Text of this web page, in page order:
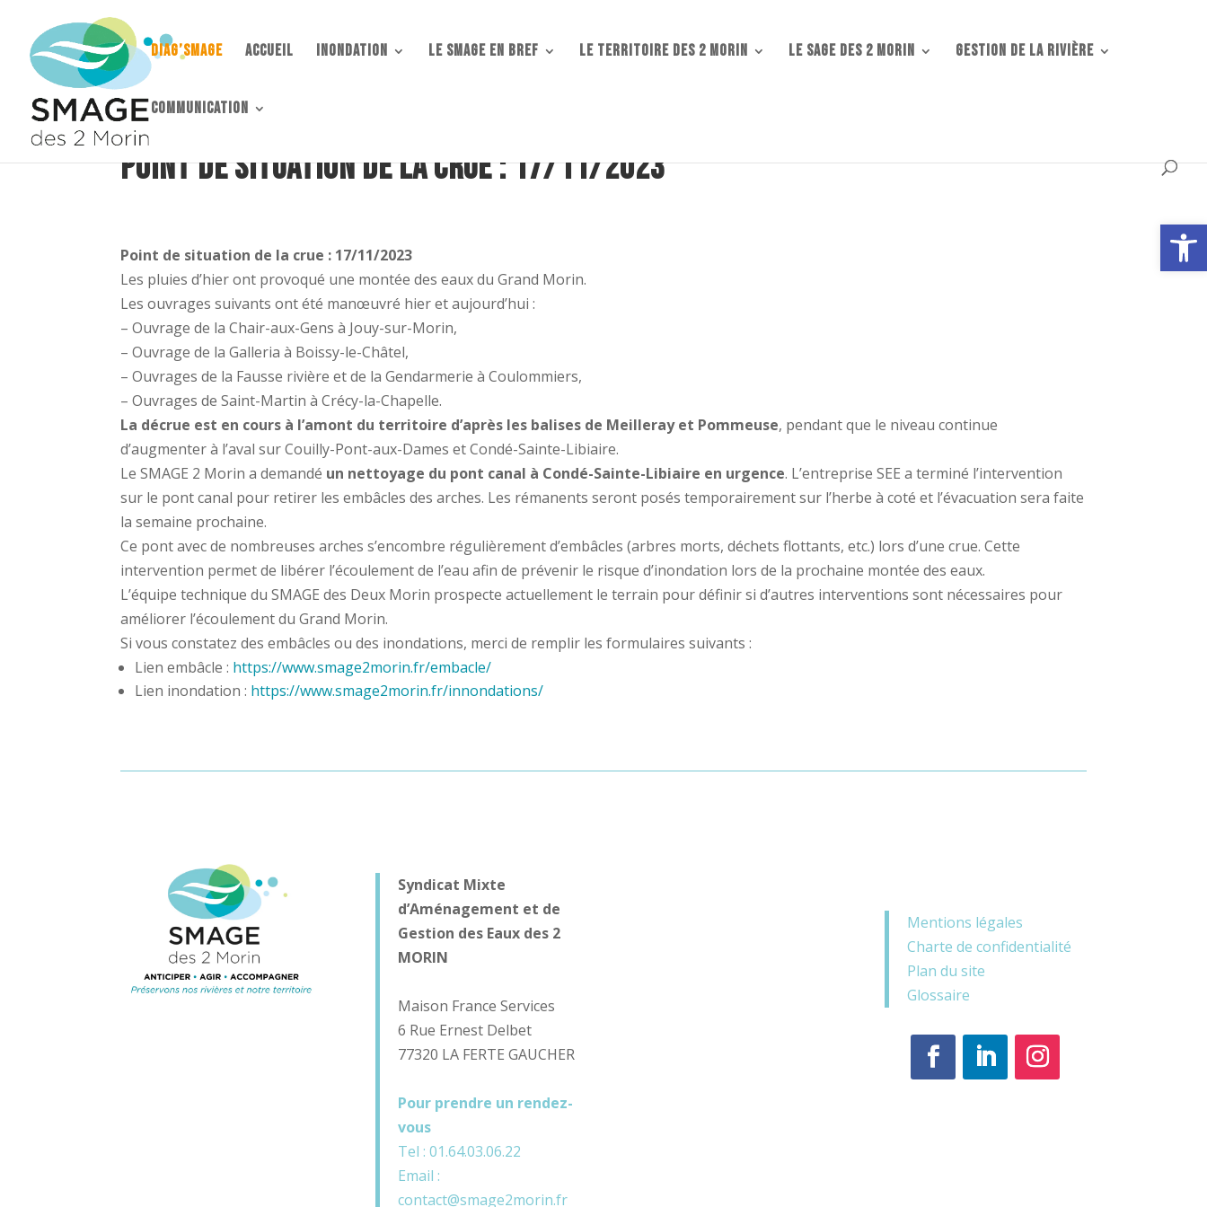
Ouvrir
DIAG’SMAGE accueil Inondation Le SMAGE en bref Le territoire des 2 Morin LE SAGE DES 2 MORIN Gestion de la rivière
communication
Point de situation de la crue : 17/11/2023
Point de situation de la crue : 17/11/2023
Les pluies d’hier ont provoqué une montée des eaux du Grand Morin.
Les ouvrages suivants ont été manœuvré hier et aujourd’hui :
– Ouvrage de la Chair-aux-Gens à Jouy-sur-Morin,
– Ouvrage de la Galleria à Boissy-le-Châtel,
– Ouvrages de la Fausse rivière et de la Gendarmerie à Coulommiers,
– Ouvrages de Saint-Martin à Crécy-la-Chapelle.
La décrue est en cours à l’amont du territoire d’après les balises de Meilleray et Pommeuse, pendant que le niveau continue
d’augmenter à l’aval sur Couilly-Pont-aux-Dames et Condé-Sainte-Libiaire.
Le SMAGE 2 Morin a demandé un nettoyage du pont canal à Condé-Sainte-Libiaire en urgence. L’entreprise SEE a terminé l’intervention
sur le pont canal pour retirer les embâcles des arches. Les rémanents seront posés temporairement sur l’herbe à coté et l’évacuation sera faite
la semaine prochaine.
Ce pont avec de nombreuses arches s’encombre régulièrement d’embâcles (arbres morts, déchets flottants, etc.) lors d’une crue. Cette
intervention permet de libérer l’écoulement de l’eau afin de prévenir le risque d’inondation lors de la prochaine montée des eaux.
L’équipe technique du SMAGE des Deux Morin prospecte actuellement le terrain pour définir si d’autres interventions sont nécessaires pour
améliorer l’écoulement du Grand Morin.
Si vous constatez des embâcles ou des inondations, merci de remplir les formulaires suivants :
Lien embâcle : https://www.smage2morin.fr/embacle/
Lien inondation : https://www.smage2morin.fr/innondations/
Syndicat Mixte
d’Aménagement et de
Gestion des Eaux des 2
MORIN
Maison France Services
6 Rue Ernest Delbet
77320 LA FERTE GAUCHER
Pour prendre un rendez-
vous
Tel : 01.64.03.06.22
Email :
contact@smage2morin.fr
Mentions légales
Charte de confidentialité
Plan du site
Glossaire